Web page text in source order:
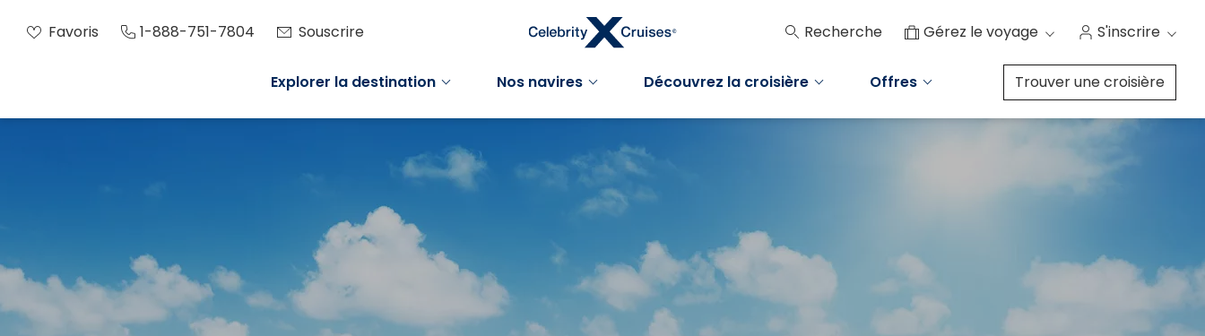
Favoris 1-888-751-7804 Souscrire Recherche Gérez le voyage S'inscrire
Explorer la destination Nos navires Découvrez la croisière Offres Trouver une croisière